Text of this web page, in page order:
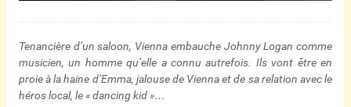
Tenancière d’un saloon, Vienna embauche Johnny Logan comme
musicien, un homme qu’elle a connu autrefois. Ils vont être en
proie à la haine d’Emma, jalouse de Vienna et de sa relation avec le
héros local, le « dancing kid »…